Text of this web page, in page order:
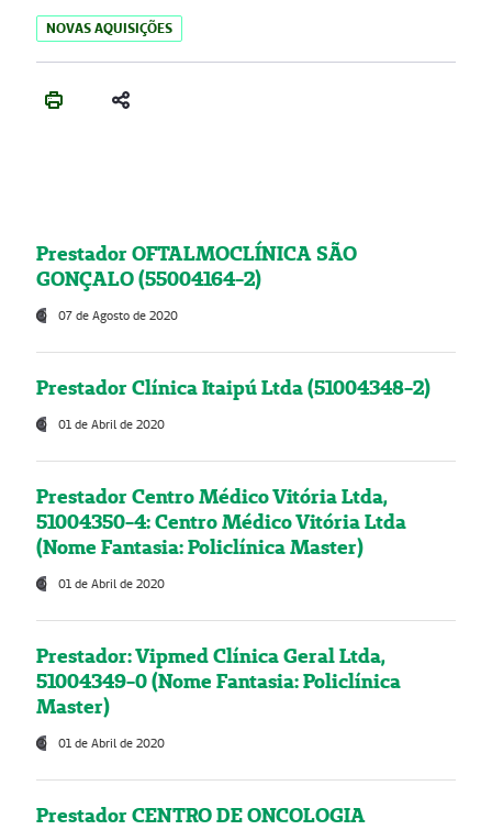
NOVAS AQUISIÇÕES
Prestador OFTALMOCLÍNICA SÃO
GONÇALO (55004164-2)
07 de Agosto de 2020
Prestador Clínica Itaipú Ltda (51004348-2)
01 de Abril de 2020
Prestador Centro Médico Vitória Ltda,
51004350-4: Centro Médico Vitória Ltda
(Nome Fantasia: Policlínica Master)
01 de Abril de 2020
Prestador: Vipmed Clínica Geral Ltda,
51004349-0 (Nome Fantasia: Policlínica
Master)
01 de Abril de 2020
Prestador CENTRO DE ONCOLOGIA